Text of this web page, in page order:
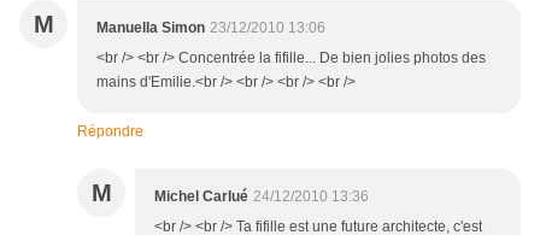
M Manuella Simon 23/12/2010 13:06
<br /> <br /> Concentrée la fifille... De bien jolies photos des
mains d'Emilie.<br /> <br /> <br /> <br />
Répondre
M Michel Carlué 24/12/2010 13:36
<br /> <br /> Ta fifille est une future architecte, c'est